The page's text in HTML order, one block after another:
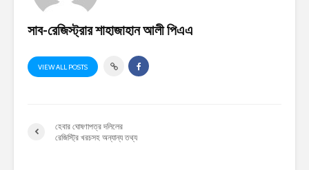
সাব-রেজিস্ট্রার শাহাজাহান আলী পিএএ
VIEW ALL POSTS
হেবার ঘোষণাপত্র দলিলের
রেজিস্ট্রি খরচসহ অন্যান্য তথ্য